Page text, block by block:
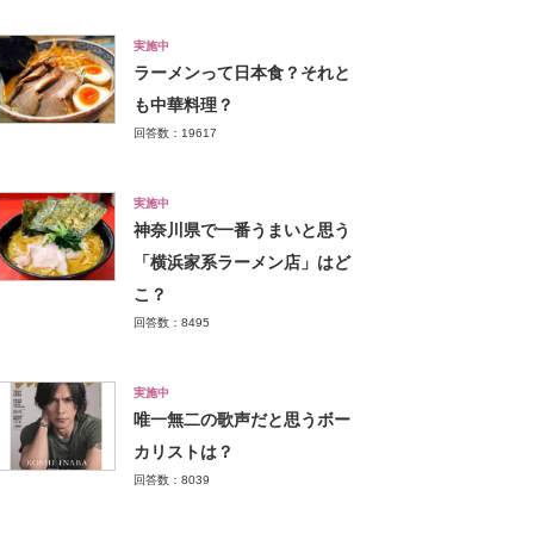
実施中
ラーメンって日本食？それと
も中華料理？
回答数：19617
実施中
神奈川県で一番うまいと思う
「横浜家系ラーメン店」はど
こ？
回答数：8495
実施中
唯一無二の歌声だと思うボー
カリストは？
回答数：8039